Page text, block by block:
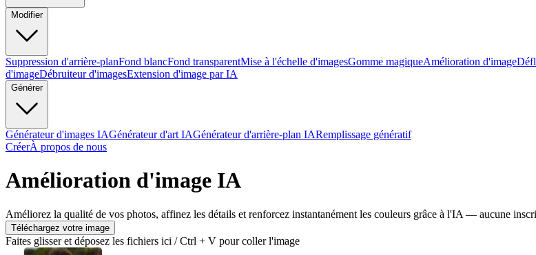
Modifier
Suppression d'arrière-planFond blancFond transparentMise à l'échelle d'imagesGomme magiqueAmélioration d'image
d'imageDébruiteur d'imagesExtension d'image par IA
Générer
Générateur d'images IAGénérateur d'art IAGénérateur d'arrière-plan IARemplissage génératif
CréerÀ propos de nous
Amélioration d'image IA
Améliorez la qualité de vos photos, affinez les détails et renforcez instantanément les couleurs grâce à l'IA — aucune
Téléchargez votre image
Faites glisser et déposez les fichiers ici / Ctrl + V pour coller l'image